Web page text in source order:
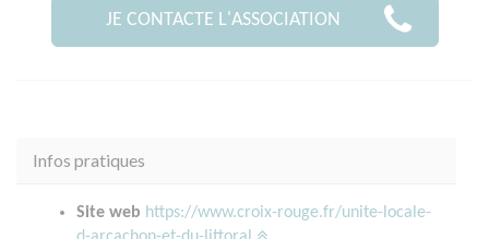
JE CONTACTE L'ASSOCIATION
Infos pratiques
Site web https://www.croix-rouge.fr/unite-locale-